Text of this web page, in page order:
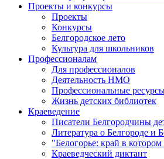
Проекты и конкурсы
Проекты
Конкурсы
Белгородское лето
Культура для школьников
Профессионалам
Для профессионалов
Деятельность НМО
Профессиональные
Жизнь детских библиотек
Краеведение
Писатели Белгородчины
Литература о Белгороде и
"Белогорье: край в
Краеведческий диктант